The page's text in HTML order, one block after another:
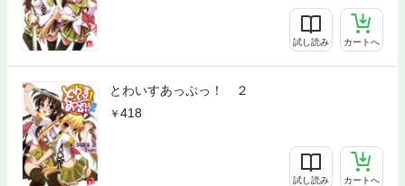
試し読み カートへ
とわいすあっぷっ！ ２
418
試し読み カートへ